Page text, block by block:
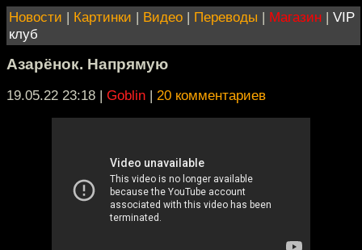
Новости | Картинки | Видео | Переводы | Магазин | VIP
клуб
Азарёнок. Напрямую
19.05.22 23:18 | Goblin | 20 комментариев